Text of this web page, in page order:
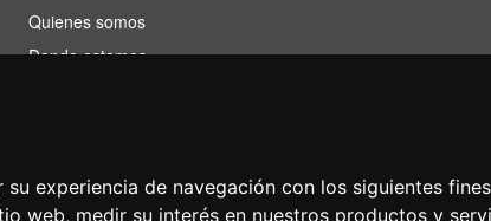
experiencia de navegación con los siguientes
web, medir su interés en nuestros productos y
Quienes somos
Donde estamos